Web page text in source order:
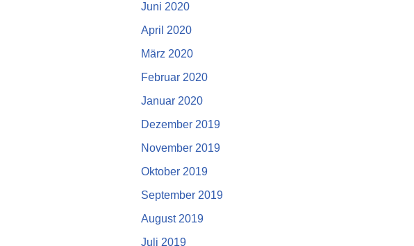
Juni 2020
April 2020
März 2020
Februar 2020
Januar 2020
Dezember 2019
November 2019
Oktober 2019
September 2019
August 2019
Juli 2019